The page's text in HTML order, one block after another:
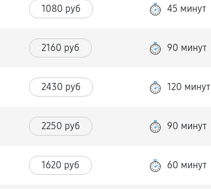
1080 руб 45 минут
2160 руб 90 минут
2430 руб 120 минут
2250 руб 90 минут
1620 руб 60 минут